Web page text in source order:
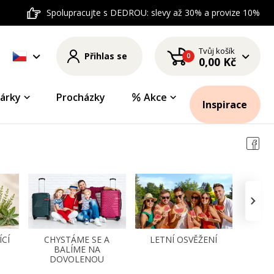
Spolupracujte s DEDROU: slevy až 30% a provize 10%
Přihlas se 0 Tvůj košík
0,00 Kč
Procházky Akce
Inspirace
CHYSTÁME SE A
BALÍME NA
DOVOLENOU
LETNÍ OSVĚŽENÍ
›